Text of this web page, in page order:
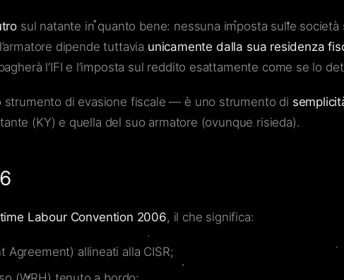
sul natante in quanto bene: nessuna imposta sulle
dipende tuttavia unicamente dalla sua residenza
l’IFI e l’imposta sul reddito esattamente come se lo
strumento di evasione fiscale — è uno strumento di
(KY) e quella del suo armatore (ovunque risieda).
Labour Convention 2006, il che significa:
Agreement) allineati alla CISR;